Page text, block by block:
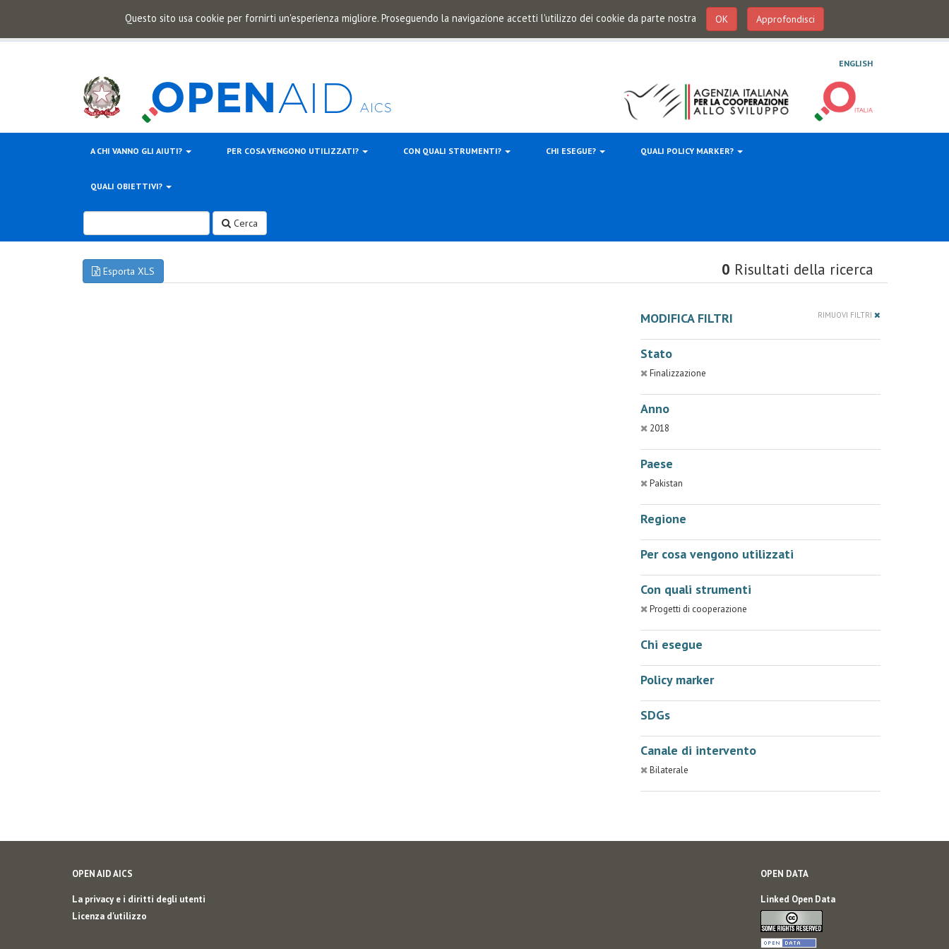
Questo sito usa cookie per fornirti un'esperienza migliore. Proseguendo la navigazione accetti l'utilizzo dei cookie da parte nostra OK Approfondisci
ENGLISH
A CHI VANNO GLI AIUTI? PER COSA VENGONO UTILIZZATI? CON QUALI STRUMENTI? CHI ESEGUE? QUALI POLICY MARKER?
QUALI OBIETTIVI?
Cerca
Esporta XLS 0 Risultati della ricerca
MODIFICA FILTRI RIMUOVI FILTRI
Stato
Finalizzazione
Anno
2018
Paese
Pakistan
Regione
Per cosa vengono utilizzati
Con quali strumenti
Progetti di cooperazione
Chi esegue
Policy marker
SDGs
Canale di intervento
Bilaterale
OPEN AID AICS
La privacy e i diritti degli utenti
Licenza d'utilizzo
OPEN DATA
Linked Open Data